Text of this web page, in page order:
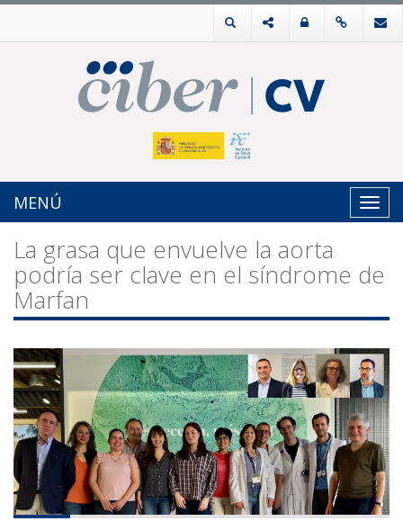
MENÚ
La grasa que envuelve la aorta
podría ser clave en el síndrome de
Marfan